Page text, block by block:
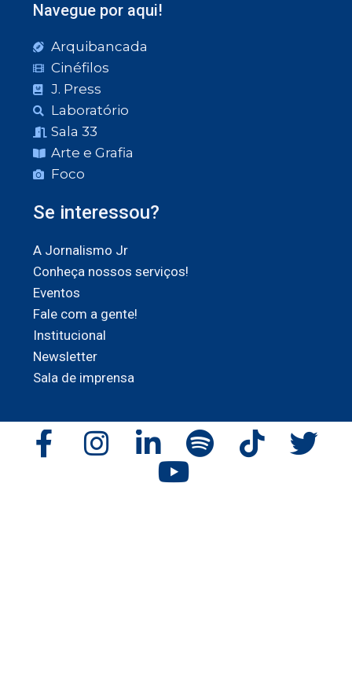
Navegue por aqui!
Arquibancada
Cinéfilos
J. Press
Laboratório
Sala 33
Arte e Grafia
Foco
Se interessou?
A Jornalismo Jr
Conheça nossos serviços!
Eventos
Fale com a gente!
Institucional
Newsletter
Sala de imprensa